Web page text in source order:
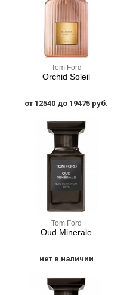
Tom Ford
Orchid Soleil
от 12540 до 19475 руб.
Tom Ford
Oud Minerale
нет в наличии